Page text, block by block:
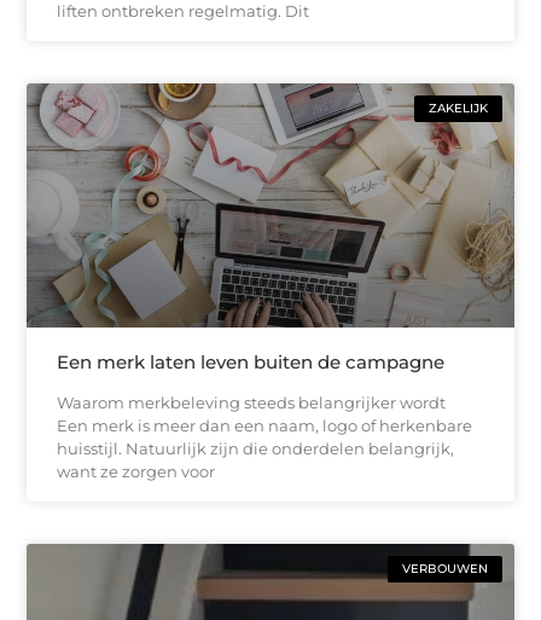
liften ontbreken regelmatig. Dit
ZAKELIJK
Een merk laten leven buiten de campagne
Waarom merkbeleving steeds belangrijker wordt
Een merk is meer dan een naam, logo of herkenbare
huisstijl. Natuurlijk zijn die onderdelen belangrijk,
want ze zorgen voor
VERBOUWEN